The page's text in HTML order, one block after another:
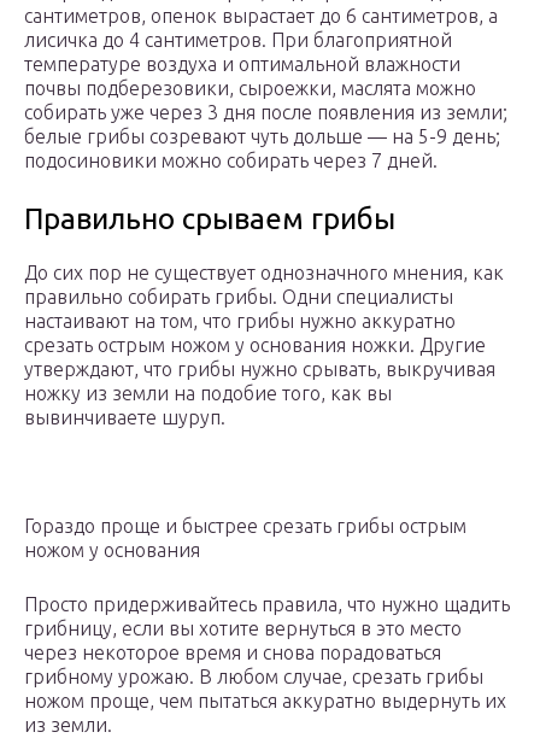
сантиметров, опенок вырастает до 6 сантиметров, а
лисичка до 4 сантиметров. При благоприятной
температуре воздуха и оптимальной влажности
почвы подберезовики, сыроежки, маслята можно
собирать уже через 3 дня после появления из земли;
белые грибы созревают чуть дольше — на 5-9 день;
подосиновики можно собирать через 7 дней.
Правильно срываем грибы
До сих пор не существует однозначного мнения, как
правильно собирать грибы. Одни специалисты
настаивают на том, что грибы нужно аккуратно
срезать острым ножом у основания ножки. Другие
утверждают, что грибы нужно срывать, выкручивая
ножку из земли на подобие того, как вы
вывинчиваете шуруп.
Гораздо проще и быстрее срезать грибы острым
ножом у основания
Просто придерживайтесь правила, что нужно щадить
грибницу, если вы хотите вернуться в это место
через некоторое время и снова порадоваться
грибному урожаю. В любом случае, срезать грибы
ножом проще, чем пытаться аккуратно выдернуть их
из земли.